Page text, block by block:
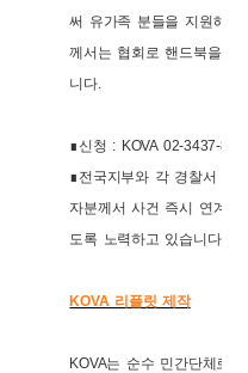
써 유가족 분들을 지원해드
께서는 협회로 핸드북을 신
니다.
∎신청 : KOVA 02-3437-
∎전국지부와 각 경찰서 등
자분께서 사건 즉시 연계되
도록 노력하고 있습니다.
KOVA 리플릿 제작
KOVA는 순수 민간단체로